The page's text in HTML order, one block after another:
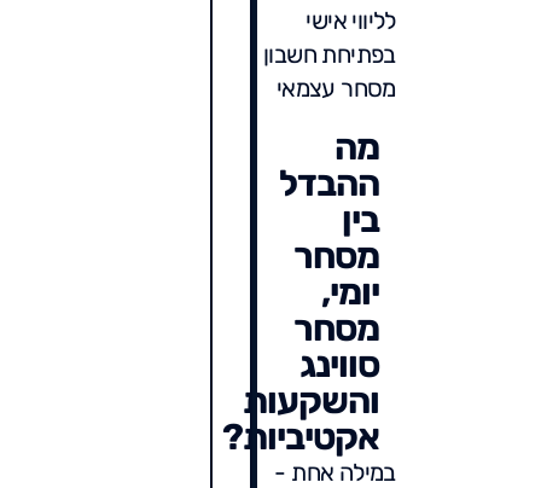
לליווי אישי
בפתיחת חשבון
מסחר עצמאי
מה
ההבדל
בין
מסחר
יומי,
מסחר
סווינג
והשקעות
אקטיביות?
במילה אחת -